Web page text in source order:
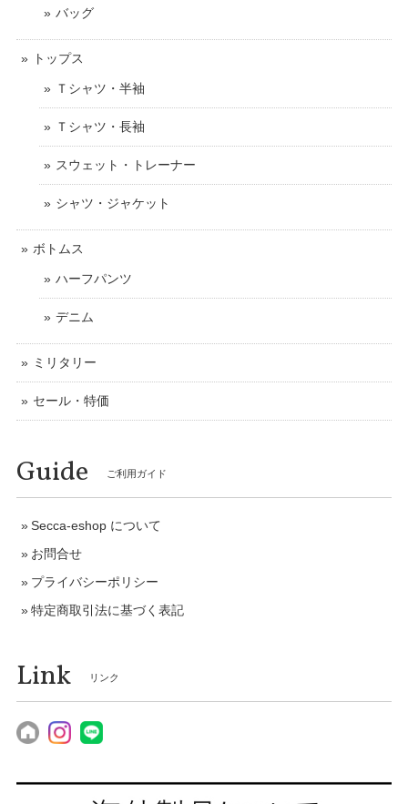
バッグ
トップス
Ｔシャツ・半袖
Ｔシャツ・長袖
スウェット・トレーナー
シャツ・ジャケット
ボトムス
ハーフパンツ
デニム
ミリタリー
セール・特価
Guide ご利用ガイド
Secca-eshop について
お問合せ
プライバシーポリシー
特定商取引法に基づく表記
Link リンク